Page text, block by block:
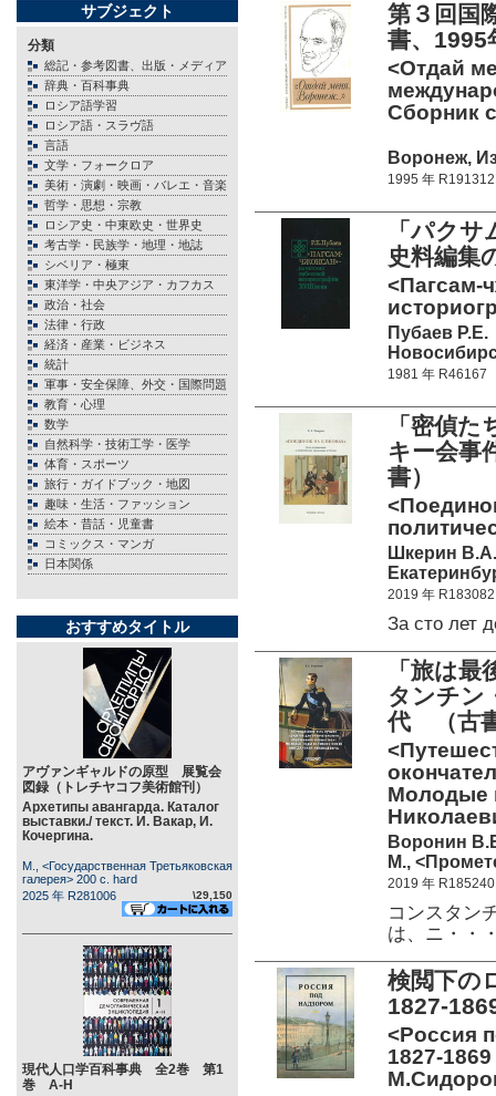
サブジェクト
分類
総記・参考図書、出版・メディア
辞典・百科事典
ロシア語学習
ロシア語・スラヴ語
言語
文学・フォークロア
美術・演劇・映画・バレエ・音楽
哲学・思想・宗教
ロシア史・中東欧史・世界史
考古学・民族学・地理・地誌
シベリア・極東
東洋学・中央アジア・カフカス
政治・社会
法律・行政
経済・産業・ビジネス
統計
軍事・安全保障、外交・国際問題
教育・心理
数学
自然科学・技術工学・医学
体育・スポーツ
旅行・ガイドブック・地図
趣味・生活・ファッション
絵本・昔話・児童書
コミックス・マンガ
日本関係
おすすめタイトル
アヴァンギャルドの原型 展覧会
図録（トレチヤコフ美術館刊）
Архетипы авангарда. Каталог
выставки./ текст. И. Вакар, И.
Кочергина.
М., <Государственная Третьяковская
галерея> 200 c. hard
2025 年 R281006
\29,150
現代人口学百科事典 全2巻 第1
巻 А-Н
第３回国
書、1995
<Отдай
Сборник
Воронеж,
1995 年 R191312
「パク
史料編集
<Пагсам-
Пубаев Р.Е.
1981 年 R46167
「密偵
キー会事
書）
Шкерин В.А.
2019 年 R183082
За сто лет
「旅は
タンチン
代 （古
Молодые
Воронин
М.,
2019 年 R185240
コンスタン
は、ニ・・
検閲下
1827-
<Россия
1827-